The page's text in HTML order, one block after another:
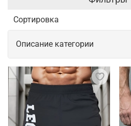
Одежда
Обувь
Аксессуары
Описание категории
Спортивная одежда и
профессионального
единоборств
Профессиональная одежда и